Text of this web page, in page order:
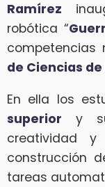
Ramírez
robótica “
competencias
de Ciencias
En ella los
superior y
creatividad
construcción
tareas